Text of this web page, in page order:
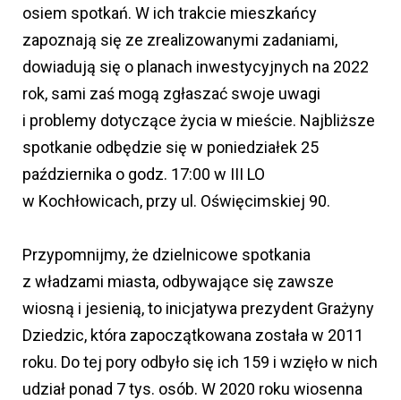
osiem spotkań. W ich trakcie mieszkańcy
zapoznają się ze zrealizowanymi zadaniami,
dowiadują się o planach inwestycyjnych na 2022
rok, sami zaś mogą zgłaszać swoje uwagi
i problemy dotyczące życia w mieście. Najbliższe
spotkanie odbędzie się w poniedziałek 25
października o godz. 17:00 w III LO
w Kochłowicach, przy ul. Oświęcimskiej 90.
Przypomnijmy, że dzielnicowe spotkania
z władzami miasta, odbywające się zawsze
wiosną i jesienią, to inicjatywa prezydent Grażyny
Dziedzic, która zapoczątkowana została w 2011
roku. Do tej pory odbyło się ich 159 i wzięło w nich
udział ponad 7 tys. osób. W 2020 roku wiosenna